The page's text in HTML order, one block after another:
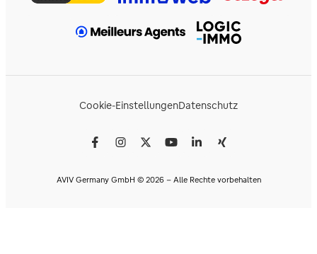
Cookie-EinstellungenDatenschutz
AVIV Germany GmbH © 2026 - Alle Rechte vorbehalten